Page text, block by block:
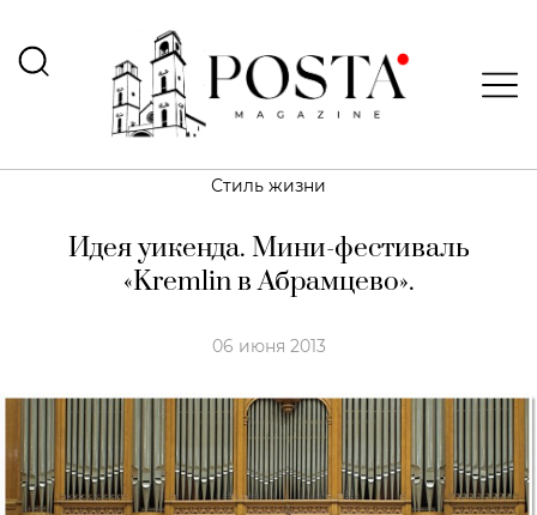
Стиль жизни
Идея уикенда. Мини-фестиваль
«Kremlin в Абрамцево».
06 июня 2013